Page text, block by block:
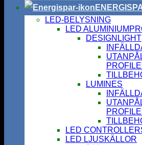
LED-BELYSNING
LED
DESIGNLIGHT
LUMINES
LED
LED LJUSKÄLLOR